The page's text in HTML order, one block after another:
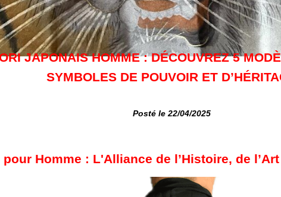
JAPONAIS HOMME : DÉCOUVREZ 5
SYMBOLES DE POUVOIR ET
Posté le 22/04/2025
Homme : L'Alliance de l’Histoire, de